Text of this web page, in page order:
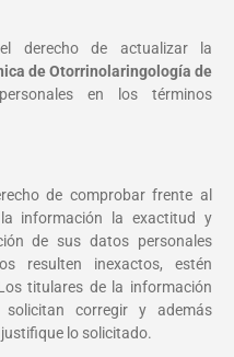
derecho de actualizar la
de Otorrinolaringología de
en los términos
de comprobar frente al
información la exactitud y
de sus datos personales
resulten inexactos, estén
titulares de la información
corregir y además
lo solicitado.